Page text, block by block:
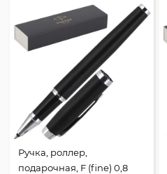
Ручка, роллер,
подарочная, F (fine) 0,8